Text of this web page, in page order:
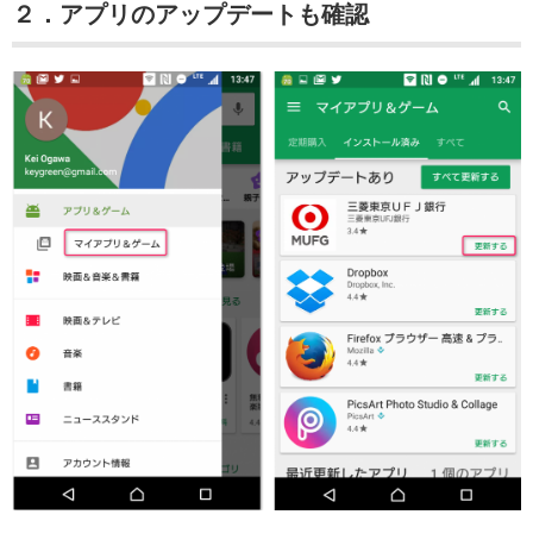
２．アプリのアップデートも確認